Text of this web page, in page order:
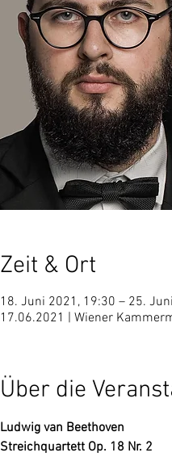
Zeit & Ort
18. Juni 2021, 19:30 – 25.
17.06.2021 | Wiener
Über die
Ludwig van Beethoven
Streichquartett Op. 18 Nr. 2